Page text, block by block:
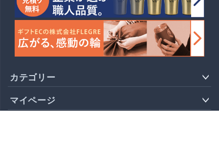
カテゴリー
マイページ